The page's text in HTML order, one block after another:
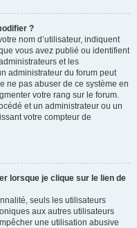
?
nom d’utilisateur, indiquent
vous avez publié ou identifient
et les
administrateur du forum peut
ne pas abuser de ce système en
votre rang sur le forum.
et un administrateur ou un
votre compteur de
lorsque je clique sur le lien de
seuls les utilisateurs
aux autres utilisateurs
une utilisation abusive